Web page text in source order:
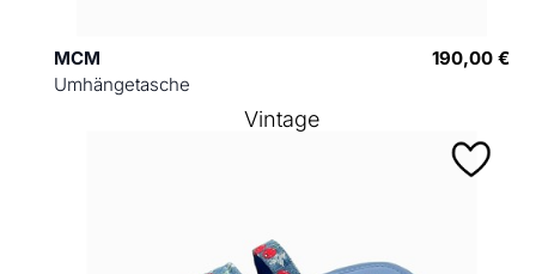
MCM
Umhängetasche
190,00 €
Vintage